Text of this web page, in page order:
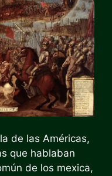
de las Américas,
que hablaban
de los mexica,